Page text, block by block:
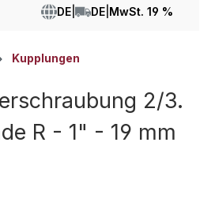
DE DE MwSt. 19 %
Kupplungen
2/3.
R - 1" - 19 mm